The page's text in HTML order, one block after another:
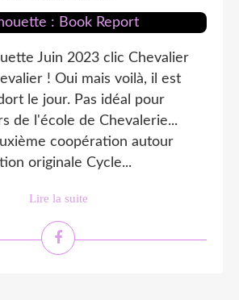
Juin 2023 clic Chevalier
! Oui mais voilà, il est
le jour. Pas idéal pour
de l'école de Chevalerie...
coopération autour
originale Cycle...
Lire la suite